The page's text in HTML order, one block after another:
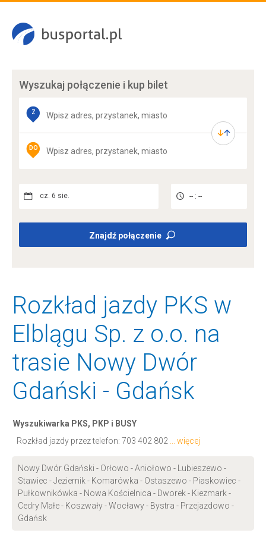
Wyszukaj połączenie i kup bilet
Z
DO
cz. 6 sie. -- : --
Znajdź połączenie
Rozkład jazdy PKS w
Elblągu Sp. z o.o. na
trasie Nowy Dwór
Gdański - Gdańsk
Wyszukiwarka PKS, PKP i BUSY
Rozkład jazdy przez telefon: 703 402 802 ... więcej
Nowy Dwór Gdański - Orłowo - Aniołowo - Lubieszewo -
Stawiec - Jeziernik - Komarówka - Ostaszewo - Piaskowiec -
Pułkownikówka - Nowa Kościelnica - Dworek - Kiezmark -
Cedry Małe - Koszwały - Wocławy - Bystra - Przejazdowo -
Gdańsk